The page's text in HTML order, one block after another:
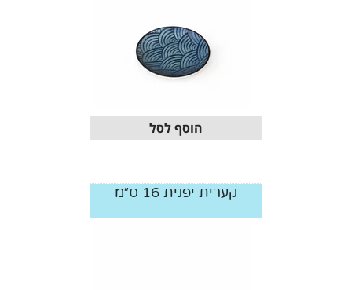
הוסף לסל
קערית יפנית 16 ס״מ